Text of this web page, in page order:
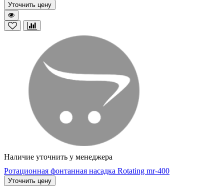
Уточнить цену
Наличие уточнить у менеджера
Ротационная фонтанная насадка Rotating mr-400
Уточнить цену